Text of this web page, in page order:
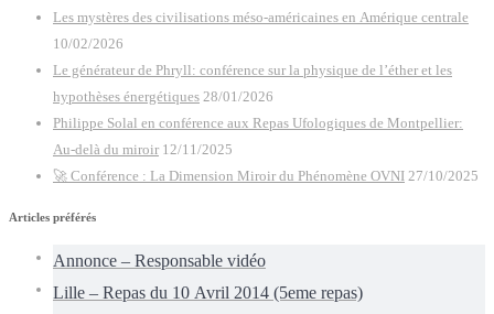
Les mystères des civilisations méso-américaines en Amérique centrale
10/02/2026
Le générateur de Phryll: conférence sur la physique de l’éther et les
hypothèses énergétiques 28/01/2026
Philippe Solal en conférence aux Repas Ufologiques de Montpellier:
Au-delà du miroir 12/11/2025
🚀 Conférence : La Dimension Miroir du Phénomène OVNI 27/10/2025
Articles préférés
Annonce – Responsable vidéo
Lille – Repas du 10 Avril 2014 (5eme repas)